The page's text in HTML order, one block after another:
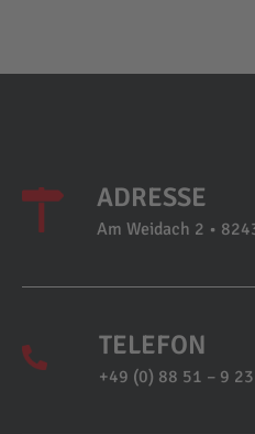
ADRESSE
Am Weidach 2 •
TELEFON
+49 (0) 88 51 – 9